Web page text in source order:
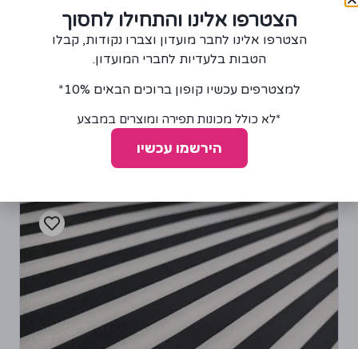
הצטרפו אלינו והתחילו לחסוך
הצטרפו אלינו לחבר מועדון וצברו נקודות, קבלו
הטבות בלעדיות לחברי המועדון.
למצטרפים עכשיו קופון ברוכים הבאים 10%*
*לא כולל מכונות תפירה ומוצרים במבצע
הירשמו עכשיו